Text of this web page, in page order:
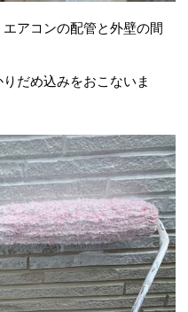
アコンの配管と外壁の間
だめ込みをおこないま